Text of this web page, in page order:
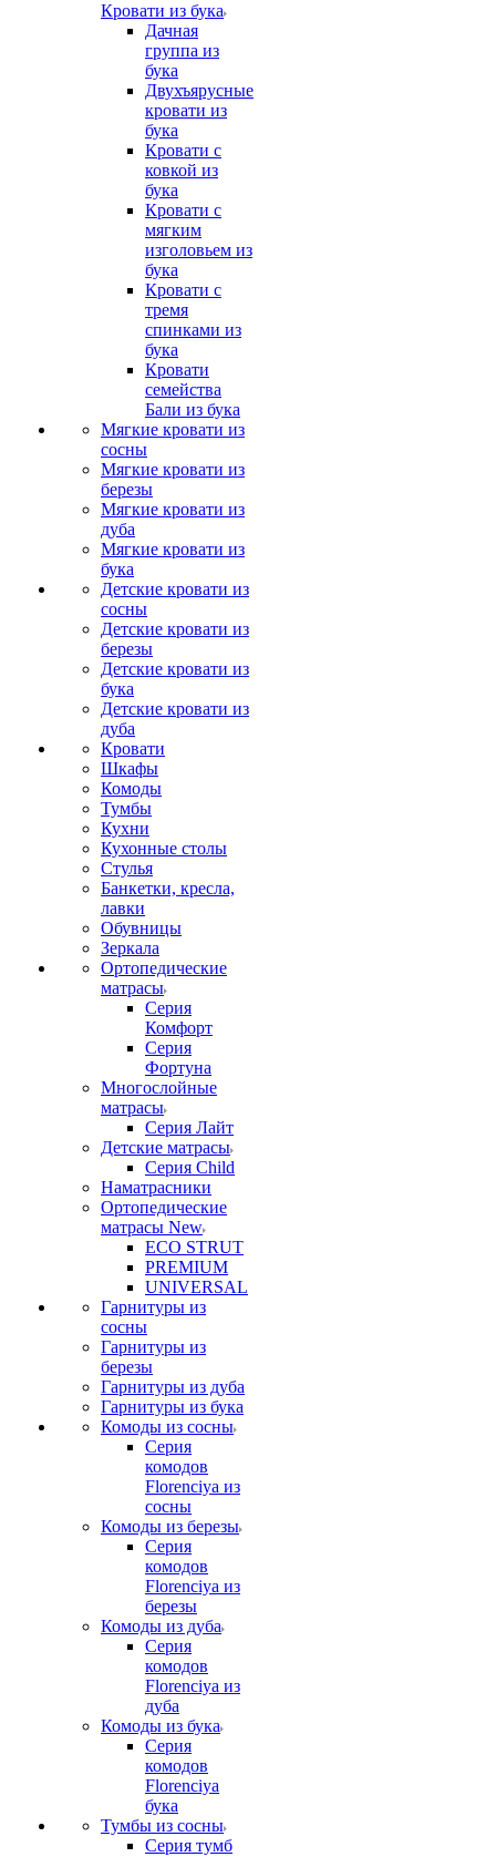
Кровати из бука
Дачная
группа из
бука
Двухъярусные
кровати из
бука
Кровати с
ковкой из
бука
Кровати с
мягким
изголовьем из
бука
Кровати с
тремя
спинками из
бука
Кровати
семейства
Бали из бука
Мягкие кровати из
сосны
Мягкие кровати из
березы
Мягкие кровати из
дуба
Мягкие кровати из
бука
Детские кровати из
сосны
Детские кровати из
березы
Детские кровати из
бука
Детские кровати из
дуба
Кровати
Шкафы
Комоды
Тумбы
Кухни
Кухонные столы
Стулья
Банкетки, кресла,
лавки
Обувницы
Зеркала
Ортопедические
матрасы
Серия
Комфорт
Серия
Фортуна
Многослойные
матрасы
Серия Лайт
Детские матрасы
Серия Child
Наматрасники
Ортопедические
матрасы New
ECO STRUT
PREMIUM
UNIVERSAL
Гарнитуры из
сосны
Гарнитуры из
березы
Гарнитуры из дуба
Гарнитуры из бука
Комоды из сосны
Серия
комодов
Florenciya из
сосны
Комоды из березы
Серия
комодов
Florenciya из
березы
Комоды из дуба
Серия
комодов
Florenciya из
дуба
Комоды из бука
Серия
комодов
Florenciya
бука
Тумбы из сосны
Серия тумб